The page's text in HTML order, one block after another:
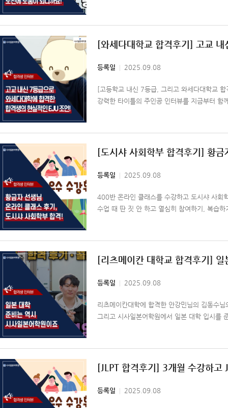
[와세다대학교 합격후기] 고교
등록일 2025.09.08
[고등학교 내신 7등급, 그리고 와세다대학교
강력한 타이틀의 주인공 인터뷰를 지금부터 함
[도시샤 사회학부 합격후기] 황
등록일 2025.09.08
400반 온라인 클래스를 수강하고 도시샤 사회
수업 때 딴 짓 안 하고 열심히 참여하기, 복습
[리츠메이칸 대학교 합격후기]
등록일 2025.09.08
리츠메이칸대학에 합격한 안강민님의 김동수
그리고 시사일본어학원에서 일본 대학 입시를
[JLPT 합격후기] 3개월 수강하고
등록일 2025.09.08